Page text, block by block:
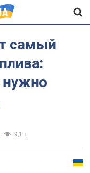
самый
нужно
9,1 т.